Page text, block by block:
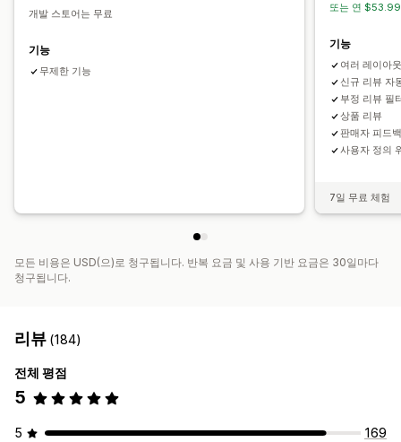
개발 스토어는 무료
기능
무제한 기능
또는 연
기능
여러 레이아
신규 리뷰 자
부정 리뷰 필
상품 리뷰
판매자 피드
사용자 정의
7일 무료 체험
모든 비용은 USD(으)로 청구됩니다. 반복 요금 및 사용 기반 요금은 30일마다
청구됩니다.
리뷰 (184)
전체 평점
5
5
169